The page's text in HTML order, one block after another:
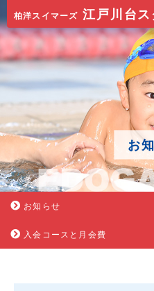
柏洋スイマーズ 江戸川台
お
お知らせ
入会コースと月会費